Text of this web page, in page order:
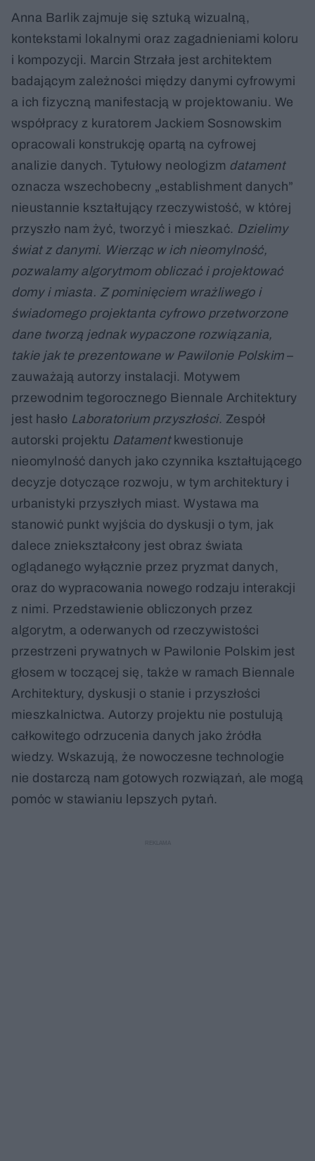
Anna Barlik zajmuje się sztuką wizualną,
kontekstami lokalnymi oraz zagadnieniami koloru
i kompozycji. Marcin Strzała jest architektem
badającym zależności między danymi cyfrowymi
a ich fizyczną manifestacją w projektowaniu. We
współpracy z kuratorem Jackiem Sosnowskim
opracowali konstrukcję opartą na cyfrowej
analizie danych. Tytułowy neologizm datament
oznacza wszechobecny „establishment danych”
nieustannie kształtujący rzeczywistość, w której
przyszło nam żyć, tworzyć i mieszkać. Dzielimy
świat z danymi. Wierząc w ich nieomylność,
pozwalamy algorytmom obliczać i projektować
domy i miasta. Z pominięciem wrażliwego i
świadomego projektanta cyfrowo przetworzone
dane tworzą jednak wypaczone rozwiązania,
takie jak te prezentowane w Pawilonie Polskim–
zauważają autorzy instalacji. Motywem
przewodnim tegorocznego Biennale Architektury
jest hasło Laboratorium przyszłości. Zespół
autorski projektu Datamentkwestionuje
nieomylność danych jako czynnika kształtującego
decyzje dotyczące rozwoju, w tym architektury i
urbanistyki przyszłych miast. Wystawa ma
stanowić punkt wyjścia do dyskusji o tym, jak
dalece zniekształcony jest obraz świata
oglądanego wyłącznie przez pryzmat danych,
oraz do wypracowania nowego rodzaju interakcji
z nimi. Przedstawienie obliczonych przez
algorytm, a oderwanych od rzeczywistości
przestrzeni prywatnych w Pawilonie Polskim jest
głosem w toczącej się, także w ramach Biennale
Architektury, dyskusji o stanie i przyszłości
mieszkalnictwa. Autorzy projektu nie postulują
całkowitego odrzucenia danych jako źródła
wiedzy. Wskazują, że nowoczesne technologie
nie dostarczą nam gotowych rozwiązań, ale mogą
pomóc w stawianiu lepszych pytań.